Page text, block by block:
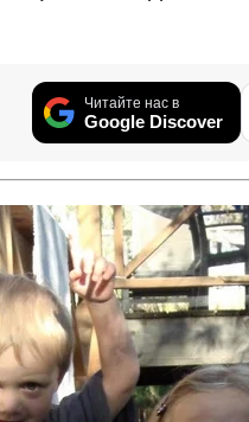
Читайте нас в
Google Discover